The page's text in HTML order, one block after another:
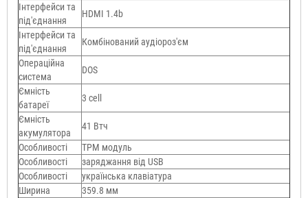
Інтерфейси та
під'єднання
HDMI 1.4b
Інтерфейси та
під'єднання
Комбінований аудіороз'єм
Операційна
система
DOS
Ємність
батареї
3 cell
Ємність
акумулятора
41 Втч
Особливості
TPM модуль
Особливості
заряджання від USB
Особливості
українська клавіатура
Ширина
359.8 мм